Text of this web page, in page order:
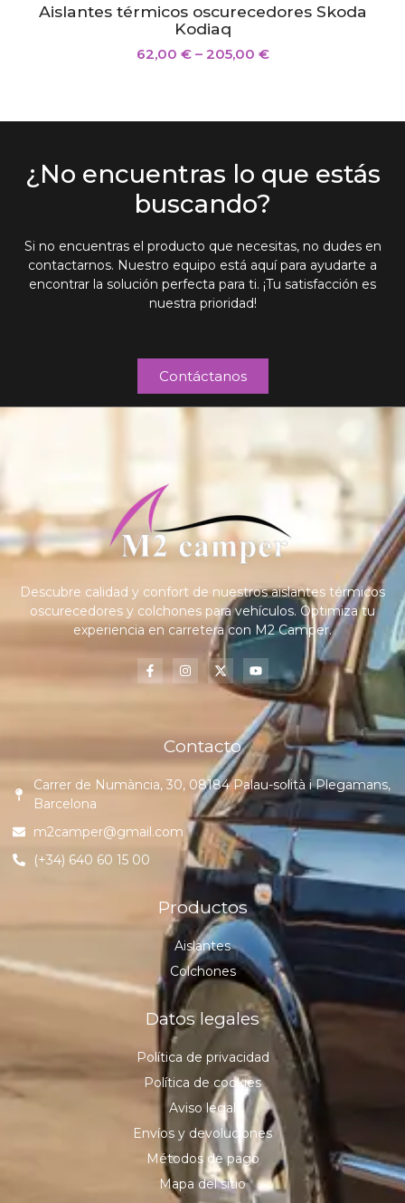
Aislantes térmicos oscurecedores Skoda
Kodiaq
62,00 € – 205,00 €
¿No encuentras lo que estás
buscando?
Si no encuentras el producto que necesitas, no dudes en
contactarnos. Nuestro equipo está aquí para ayudarte a
encontrar la solución perfecta para ti. ¡Tu satisfacción es
nuestra prioridad!
Contáctanos
Descubre calidad y confort de nuestros aislantes térmicos
oscurecedores y colchones para vehículos. Optimiza tu
experiencia en carretera con M2 Camper.
Contacto
Carrer de Numància, 30, 08184 Palau-solità i Plegamans,
Barcelona
m2camper@gmail.com
(+34) 640 60 15 00
Productos
Aislantes
Colchones
Datos legales
Política de privacidad
Política de cookies
Aviso legal
Envíos y devoluciones
Métodos de pago
Mapa del sitio